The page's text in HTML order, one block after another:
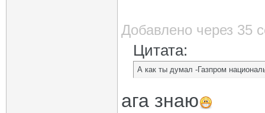
Добавлено через 35
Цитата:
А как ты думал -Газпром
ага знаю